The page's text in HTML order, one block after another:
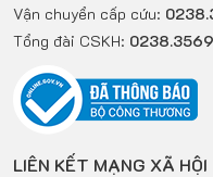
Vận chuyển cấp cứu:
Tổng đài CSKH:
LIÊN KẾT MẠNG XÃ HỘI